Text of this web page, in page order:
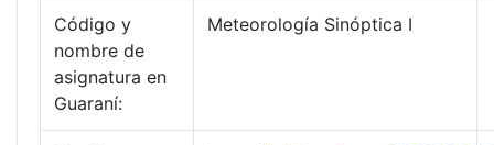
Código y
nombre de
asignatura en
Guaraní:
Meteorología Sinóptica I